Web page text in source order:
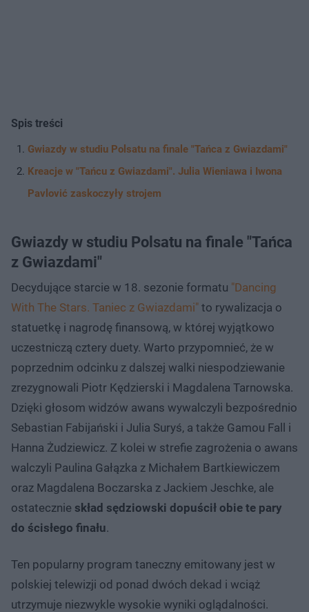
Spis treści
Gwiazdy w studiu Polsatu na finale "Tańca z Gwiazdami"
Kreacje w "Tańcu z Gwiazdami". Julia Wieniawa i Iwona
Pavlović zaskoczyły strojem
Gwiazdy w studiu Polsatu na finale "Tańca
z Gwiazdami"
Decydujące starcie w 18. sezonie formatu "Dancing
With The Stars. Taniec z Gwiazdami" to rywalizacja o
statuetkę i nagrodę finansową, w której wyjątkowo
uczestniczą cztery duety. Warto przypomnieć, że w
poprzednim odcinku z dalszej walki niespodziewanie
zrezygnowali Piotr Kędzierski i Magdalena Tarnowska.
Dzięki głosom widzów awans wywalczyli bezpośrednio
Sebastian Fabijański i Julia Suryś, a także Gamou Fall i
Hanna Żudziewicz. Z kolei w strefie zagrożenia o awans
walczyli Paulina Gałązka z Michałem Bartkiewiczem
oraz Magdalena Boczarska z Jackiem Jeschke, ale
ostatecznie skład sędziowski dopuścił obie te pary
do ścisłego finału.
Ten popularny program taneczny emitowany jest w
polskiej telewizji od ponad dwóch dekad i wciąż
utrzymuje niezwykle wysokie wyniki oglądalności.